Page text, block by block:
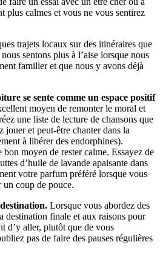
plus calmes et vous ne vous sentirez
trajets locaux sur des itinéraires que
sentons plus à l’aise lorsque nous
familier et que nous y avons déjà
se sente comme un espace positif
moyen de remonter le moral et
une liste de lecture de chansons que
jouer et peut-être chanter dans la
à libérer des endorphines).
bon moyen de rester calme. Essayez de
d’huile de lavande apaisante dans
votre parfum préféré lorsque vous
coup de pouce.
Lorsque vous abordez des
destination finale et aux raisons pour
d’y aller, plutôt que de vous
pas de faire des pauses régulières